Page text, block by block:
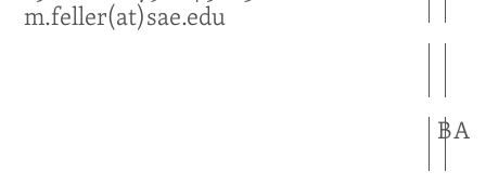
m.feller(at)sae.edu
BA